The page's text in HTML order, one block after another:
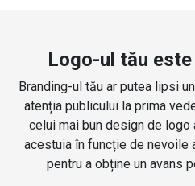
Logo-ul tău
Branding-ul tău ar putea lipsi
atenția publicului la prima
celui mai bun design de
acestuia în funcție de nevoile
pentru a obține un avans